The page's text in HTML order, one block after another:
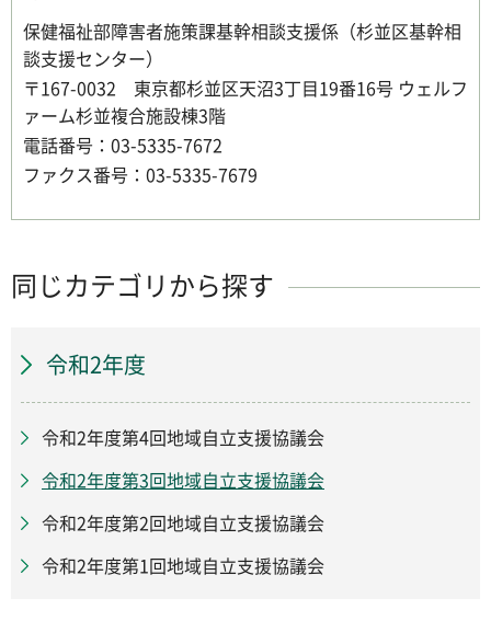
保健福祉部障害者施策課基幹相談支援係（杉並区基幹相
談支援センター）
〒167-0032 東京都杉並区天沼3丁目19番16号 ウェルフ
ァーム杉並複合施設棟3階
電話番号：03-5335-7672
ファクス番号：03-5335-7679
同じカテゴリから探す
令和2年度
令和2年度第4回地域自立支援協議会
令和2年度第3回地域自立支援協議会
令和2年度第2回地域自立支援協議会
令和2年度第1回地域自立支援協議会